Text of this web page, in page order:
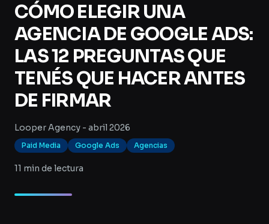
CÓMO ELEGIR UNA
AGENCIA DE GOOGLE ADS:
LAS 12 PREGUNTAS QUE
TENÉS QUE HACER ANTES
DE FIRMAR
Looper Agency - abril 2026
Paid Media Google Ads Agencias
11 min de lectura